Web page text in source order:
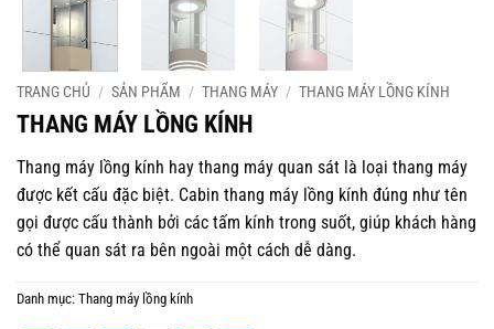
TRANG CHỦ / SẢN PHẨM / THANG MÁY / THANG MÁY LỒNG KÍNH
THANG MÁY LỒNG KÍNH
Thang máy lồng kính hay thang máy quan sát là loại thang máy
được kết cấu đặc biệt. Cabin thang máy lồng kính đúng như tên
gọi được cấu thành bởi các tấm kính trong suốt, giúp khách hàng
có thể quan sát ra bên ngoài một cách dễ dàng.
Danh mục: Thang máy lồng kính